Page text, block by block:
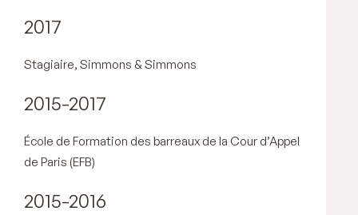
2017
Stagiaire, Simmons & Simmons
2015-2017
École de Formation des barreaux de la Cour d’Appel
de Paris (EFB)
2015-2016